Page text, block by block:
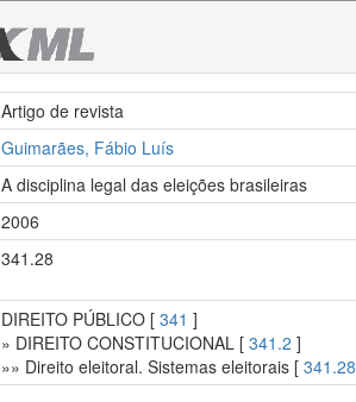
Artigo de revista
Guimarães, Fábio Luís
A disciplina legal das eleições brasileiras
2006
341.28
DIREITO PÚBLICO [ 341 ]
» DIREITO CONSTITUCIONAL [ 341.2 ]
»» Direito eleitoral. Sistemas eleitorais [ 341.28